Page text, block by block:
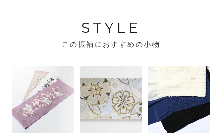
STYLE
この振袖におすすめの小物